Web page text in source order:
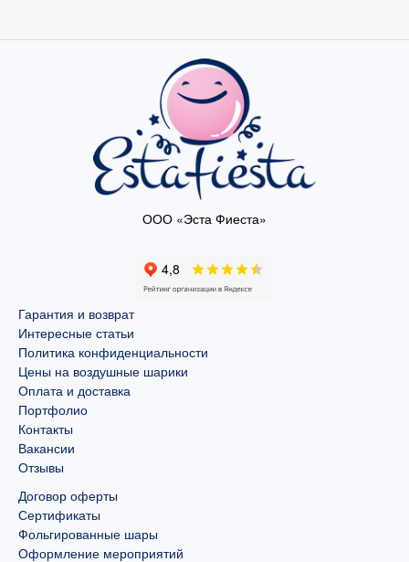
ООО «Эста Фиеста»
Гарантия и возврат
Интересные статьи
Политика конфиденциальности
Цены на воздушные шарики
Оплата и доставка
Портфолио
Контакты
Вакансии
Отзывы
Договор оферты
Сертификаты
Фольгированные шары
Оформление мероприятий